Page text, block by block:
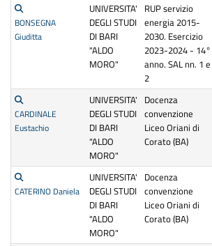
BONSEGNA
Giuditta
UNIVERSITA'
DEGLI STUDI
DI BARI
"ALDO
MORO"
RUP servizio
energia 2015-
2030. Esercizio
2023-2024 - 14°
anno. SAL nn. 1 e
2
CARDINALE
Eustachio
UNIVERSITA'
DEGLI STUDI
DI BARI
"ALDO
MORO"
Docenza
convenzione
Liceo Oriani di
Corato (BA)
CATERINO Daniela
UNIVERSITA'
DEGLI STUDI
DI BARI
"ALDO
MORO"
Docenza
convenzione
Liceo Oriani di
Corato (BA)